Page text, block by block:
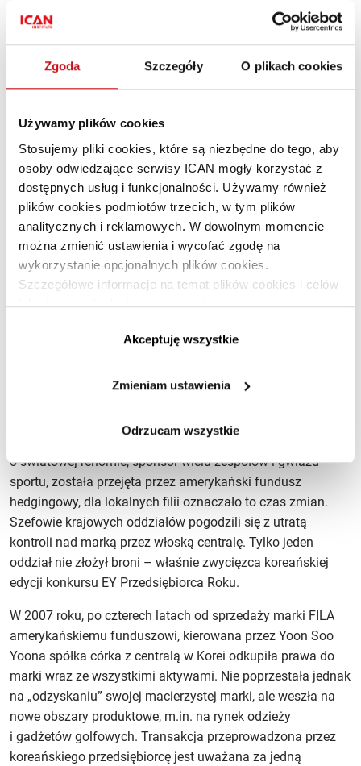
Zgoda Szczegóły O plikach cookies
Używamy plików cookies
Stosujemy pliki cookies, które są niezbędne do tego, aby
osoby odwiedzające serwisy ICAN mogły korzystać z
dostępnych usług i funkcjonalności. Używamy również
plików cookies podmiotów trzecich, w tym plików
analitycznych i reklamowych. W dowolnym momencie
można zmienić ustawienia i wycofać zgodę na
wykorzystanie opcjonalnych plików cookies.
Szczegółowe informacje na temat plików cookies i celów
ich stosowania dostępne są na stronie
Akceptuję wszystkie
Zmieniam ustawienia
Odrzucam wszystkie
odzieży. Kiedy istniejąca od ponad stu lat marka
o światowej renomie, sponsor wielu zespołów i gwiazd
sportu, została przejęta przez amerykański fundusz
hedgingowy, dla lokalnych filii oznaczało to czas zmian.
Szefowie krajowych oddziałów pogodzili się z utratą
kontroli nad marką przez włoską centralę. Tylko jeden
oddział nie złożył broni – właśnie zwycięzca koreańskiej
edycji konkursu EY Przedsiębiorca Roku.
W 2007 roku, po czterech latach od sprzedaży marki FILA
amerykańskiemu funduszowi, kierowana przez Yoon Soo
Yoona spółka córka z centralą w Korei odkupiła prawa do
marki wraz ze wszystkimi aktywami. Nie poprzestała jednak
na „odzyskaniu” swojej macierzystej marki, ale weszła na
nowe obszary produktowe, m.in. na rynek odzieży
i gadżetów golfowych. Transakcja przeprowadzona przez
koreańskiego przedsiębiorcę jest uważana za jedną